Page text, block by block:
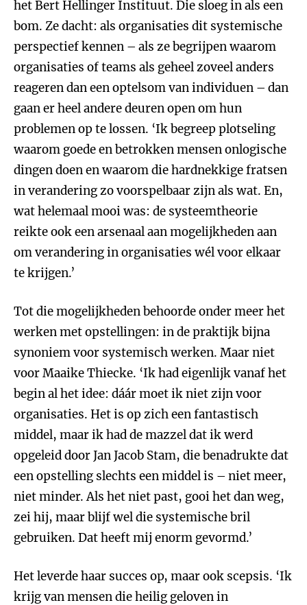
het Bert Hellinger Instituut. Die sloeg in als een
bom. Ze dacht: als organisaties dit systemische
perspectief kennen – als ze begrijpen waarom
organisaties of teams als geheel zoveel anders
reageren dan een optelsom van individuen – dan
gaan er heel andere deuren open om hun
problemen op te lossen. ‘Ik begreep plotseling
waarom goede en betrokken mensen onlogische
dingen doen en waarom die hardnekkige fratsen
in verandering zo voorspelbaar zijn als wat. En,
wat helemaal mooi was: de systeemtheorie
reikte ook een arsenaal aan mogelijkheden aan
om verandering in organisaties wél voor elkaar
te krijgen.’
Tot die mogelijkheden behoorde onder meer het
werken met opstellingen: in de praktijk bijna
synoniem voor systemisch werken. Maar niet
voor Maaike Thiecke. ‘Ik had eigenlijk vanaf het
begin al het idee: dáár moet ik niet zijn voor
organisaties. Het is op zich een fantastisch
middel, maar ik had de mazzel dat ik werd
opgeleid door Jan Jacob Stam, die benadrukte dat
een opstelling slechts een middel is – niet meer,
niet minder. Als het niet past, gooi het dan weg,
zei hij, maar blijf wel die systemische bril
gebruiken. Dat heeft mij enorm gevormd.’
Het leverde haar succes op, maar ook scepsis. ‘Ik
krijg van mensen die heilig geloven in